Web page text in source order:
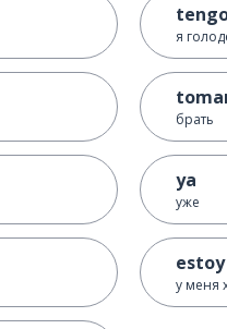
я
брать
ya
уже
у меня